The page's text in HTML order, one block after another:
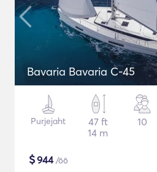
Bavaria Bavaria C-45
Purjejaht
47 ft
14 m
10
$944/öö